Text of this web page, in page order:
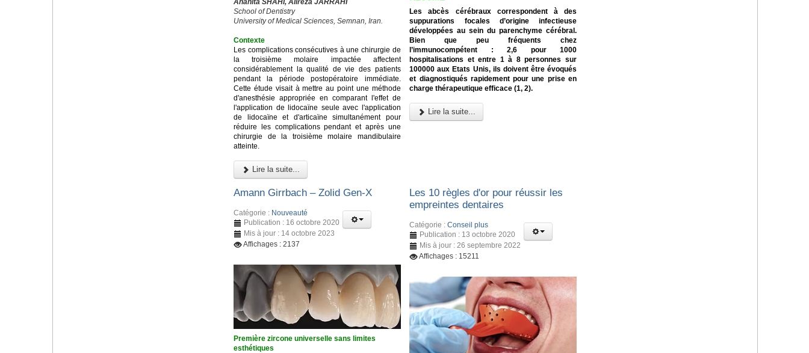
Anahita SHAHI, Alireza JARRAHI
School of Dentistry
University of Medical Sciences, Semnan, Iran.
Contexte
Les complications consécutives à une chirurgie de
la troisième molaire impactée affectent
considérablement la qualité de vie des patients
pendant la période postopératoire immédiate.
Cette étude visait à mettre au point une méthode
d'anesthésie appropriée en comparant l'effet de
l'application de lidocaïne seule avec l'application
de lidocaïne et d'articaïne simultanément pour
réduire les complications pendant et après une
chirurgie de la troisième molaire mandibulaire
atteinte.
Lire la suite...
Les abcès cérébraux correspondent à des
suppurations focales d’origine infectieuse
développées au sein du parenchyme cérébral.
Bien que peu fréquents chez
l’immunocompétent : 2,6 pour 1000
hospitalisations et entre 1 à 8 personnes sur
100000 aux Etats Unis, ils doivent être évoqués
et diagnostiqués rapidement pour une prise en
charge thérapeutique efficace (1, 2).
Lire la suite...
Amann Girrbach – Zolid Gen-X
Catégorie : Nouveauté
Publication : 16 octobre 2020
Mis à jour : 14 octobre 2023
Affichages : 2137
Première zircone universelle sans limites
esthétiques
Les 10 règles d'or pour réussir les
empreintes dentaires
Catégorie :Conseil plus
Publication : 13 octobre 2020
Mis à jour : 26 septembre 2022
Affichages : 15211